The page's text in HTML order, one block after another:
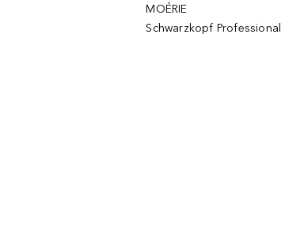
MOÉRIE
Schwarzkopf Professional